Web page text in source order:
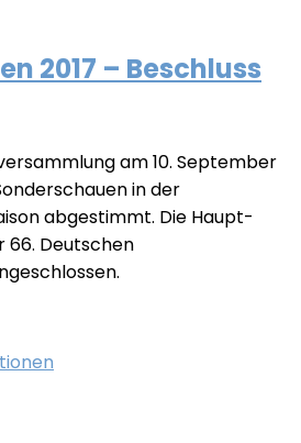
2017 – Beschluss
am 10. September
in der
abgestimmt. Die Haupt-
66. Deutschen